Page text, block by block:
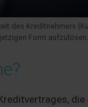
des Kreditnehmers
Form aufzulösen.